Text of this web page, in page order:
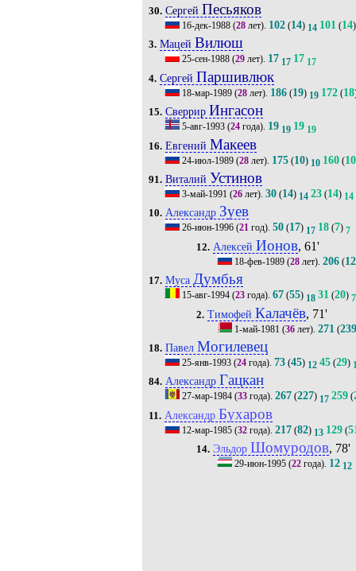
30. Сергей Песьяков
16-дек-1988(28лет). 102(14) 14 101(14)
3. Мацей Вилюш
25-сен-1988(29лет). 17 17 17 17
4. Сергей Паршивлюк
18-мар-1989(28лет). 186(19) 19 172(18
15. Сверрир Ингасон
5-авг-1993(24года). 19 19 19 19
16. Евгений Макеев
24-июл-1989(28лет). 175(10) 10 160(10
91. Виталий Устинов
3-май-1991 (26лет). 30(14) 14 23(14) 14
10. Александр Зуев
26-июн-1996(21год). 50(17) 17 18(7) 7
12. Алексей Ионов, 61'
18-фев-1989 (28 лет).206 (12
17. Муса Думбья
15-авг-1994(23года). 67(55) 18 31(20) 7
2. Тимофей Калачёв, 71'
1-май-1981 (36 лет).271 (
18. Павел Могилевец
25-янв-1993(24года). 73(45) 12 45(29)
84. Александр Гацкан
27-мар-1984(33года). 267(227) 17 259(
11. Александр Бухаров
12-мар-1985(32года). 217(82) 13 129(
14. Эльдор Шомуродов, 78'
29-июн-1995 (22 года). 12 12